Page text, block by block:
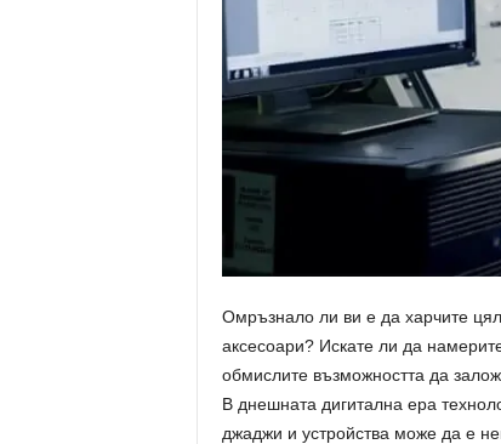
Омръзнало ли ви е да харчите
аксесоари? Искате ли да
обмислите възможността да
В днешната дигитална ера
джаджи и устройства може да е